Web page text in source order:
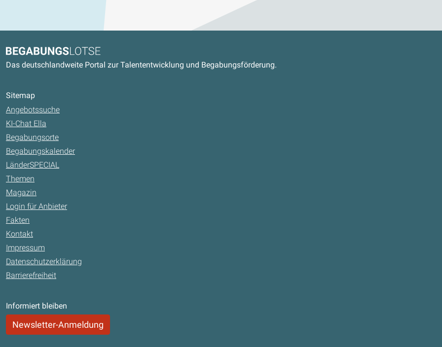
Kontaktdaten und weitere Links
Begabungslotse
Das deutschlandweite Portal zur Talententwicklung und Begabungsförderung.
Sitemap
Angebotssuche
KI-Chat Ella
Begabungsorte
Begabungskalender
LänderSPECIAL
Themen
Magazin
Login für Anbieter
Fakten
Kontakt
Impressum
Datenschutzerklärung
Barrierefreiheit
Informiert bleiben
Newsletter-Anmeldung